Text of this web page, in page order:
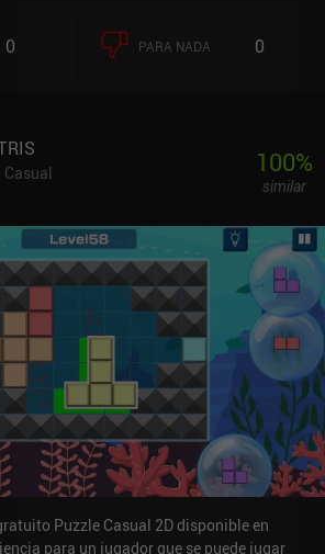
0 PARA NADA 0
Casual
100%
similar
Puzzle Casual 2D disponible en
para un jugador que se puede jugar